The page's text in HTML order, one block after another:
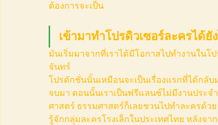
ต้องการจะเป็น
เข้ามาทำโปรดิวเซอร์ละครได้ยัง
มันเริ่มมาจากที่เราได้มีโอกาสไปทำงานใน
จันทร์
โปรดักชั่นนั้นเหมือนจะเป็นเรื่องแรกที่ได้กลับ
จบมา ตอนนั้นเราเป็นฟรีแลนซ์ไม่มีงานประ
ศาสตร์ ธรรมศาสตร์ก็เลยชวนไปทำละครด้ว
รู้จักกลุ่มละครโรงเล็กในประเทศไทย หลังจ